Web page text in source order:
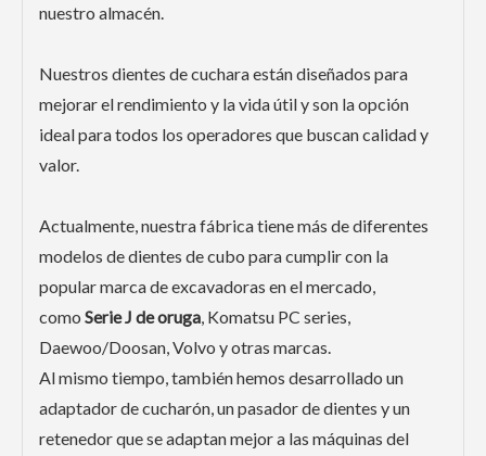
nuestro almacén.
Nuestros dientes de cuchara están diseñados para
mejorar el rendimiento y la vida útil y son la opción
ideal para todos los operadores que buscan calidad y
valor.
Actualmente, nuestra fábrica tiene más de diferentes
modelos de dientes de cubo para cumplir con la
popular marca de excavadoras en el mercado,
como Serie J de oruga, Komatsu PC series,
Daewoo/Doosan, Volvo y otras marcas.
Al mismo tiempo, también hemos desarrollado un
adaptador de cucharón, un pasador de dientes y un
retenedor que se adaptan mejor a las máquinas del